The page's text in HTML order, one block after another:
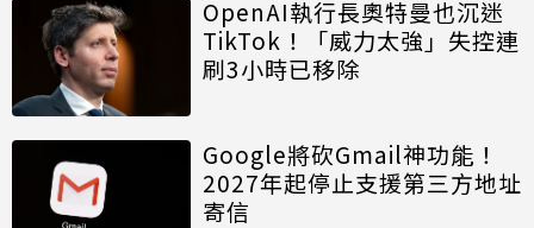
OpenAI執行長奧特曼也沉迷
TikTok！「威力太強」失控連
刷3小時已移除
Google將砍Gmail神功能！
2027年起停止支援第三方地址
寄信